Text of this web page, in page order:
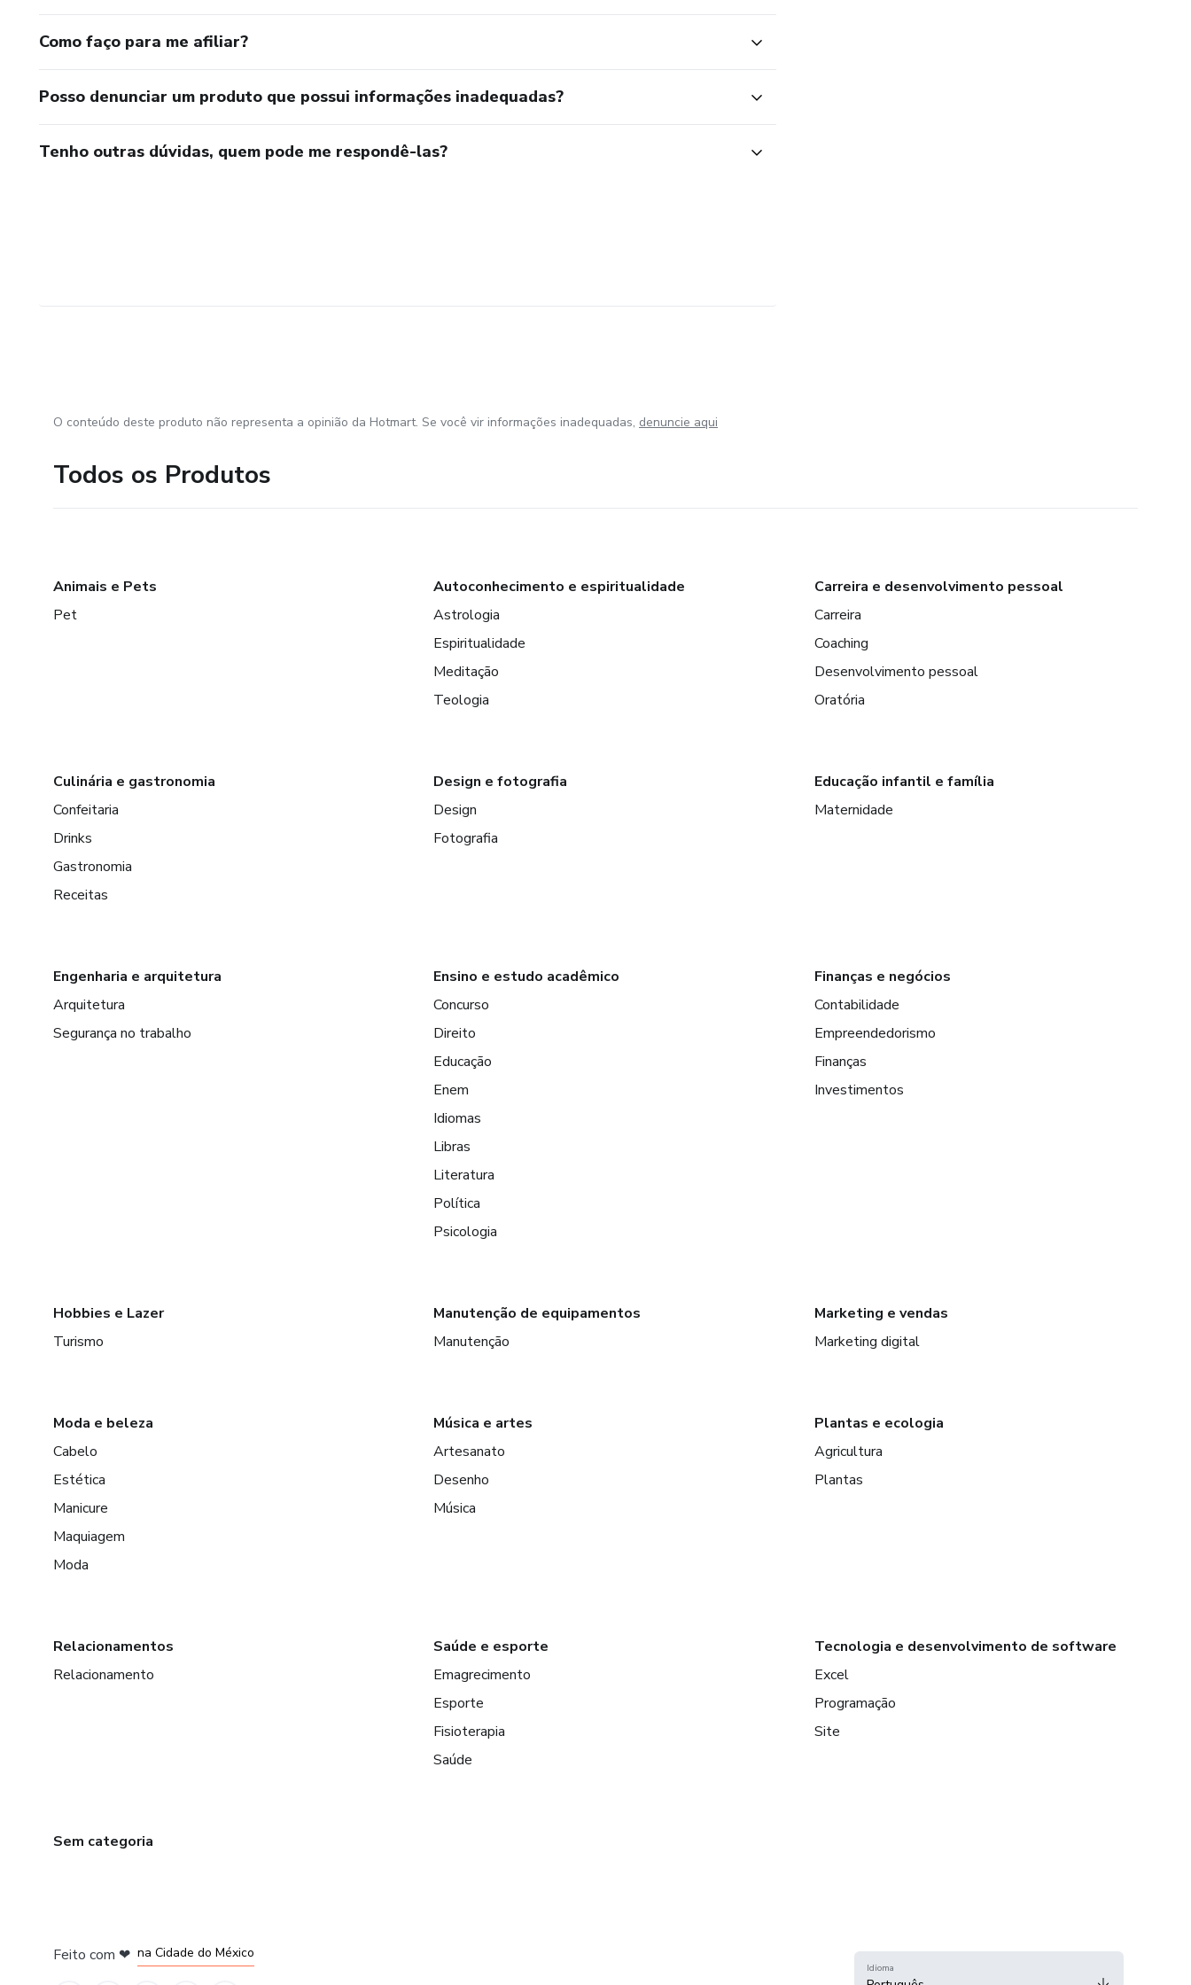
Como faço para me afiliar?
Posso denunciar um produto que possui informações inadequadas?
Tenho outras dúvidas, quem pode me respondê-las?
O conteúdo deste produto não representa a opinião da Hotmart. Se você vir informações inadequadas, denuncie aqui
Todos os Produtos
Animais e Pets
Pet
Autoconhecimento e espiritualidade
Astrologia
Espiritualidade
Meditação
Teologia
Carreira e desenvolvimento pessoal
Carreira
Coaching
Desenvolvimento pessoal
Oratória
Culinária e gastronomia
Confeitaria
Drinks
Gastronomia
Receitas
Design e fotografia
Design
Fotografia
Educação infantil e família
Maternidade
Engenharia e arquitetura
Arquitetura
Segurança no trabalho
Ensino e estudo acadêmico
Concurso
Direito
Educação
Enem
Idiomas
Libras
Literatura
Política
Psicologia
Finanças e negócios
Contabilidade
Empreendedorismo
Finanças
Investimentos
Hobbies e Lazer
Turismo
Manutenção de equipamentos
Manutenção
Marketing e vendas
Marketing digital
Moda e beleza
Cabelo
Estética
Manicure
Maquiagem
Moda
Música e artes
Artesanato
Desenho
Música
Plantas e ecologia
Agricultura
Plantas
Relacionamentos
Relacionamento
Saúde e esporte
Emagrecimento
Esporte
Fisioterapia
Saúde
Tecnologia e desenvolvimento de software
Excel
Programação
Site
Sem categoria
Feito com ❤ na Cidade do México
Idioma